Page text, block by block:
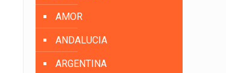
AMOR
ANDALUCIA
ARGENTINA